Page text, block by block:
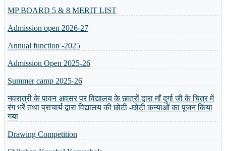
Admission open 2026-27
Annual function -2025
Admission Open 2025-26
Summer camp 2025-26
नवरात्री के पावन अवसर पर विद्यालय के छात्रों द्वारा माँ दुर्गा जी के चित्र में
रंग भरें तथा प्राचार्य द्वारा विद्यालय की छोटी -छोटी कन्याओं का पूजन किया
गया
Drawing Competition
Shikshan Kaushal Karyashala